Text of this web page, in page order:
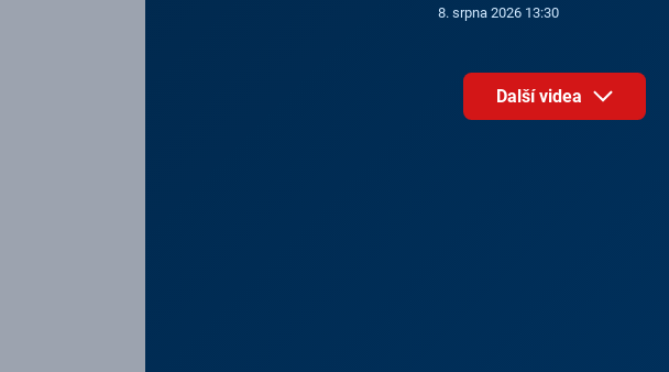
8. srpna 2026 13:30
Další videa